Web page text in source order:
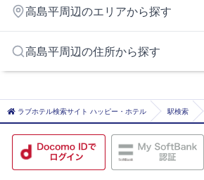
上板橋
西高島平
高島平周辺のエリアから探す
池袋東口エリア
巣鴨・駒込エリア
池袋北口エリア
池袋西口・目白エリア
赤羽・王子エリア
高島平周辺の住所から探す
豊島区
北区
練馬区
ラブホテル検索サイト ハッピー・ホテル 駅検索